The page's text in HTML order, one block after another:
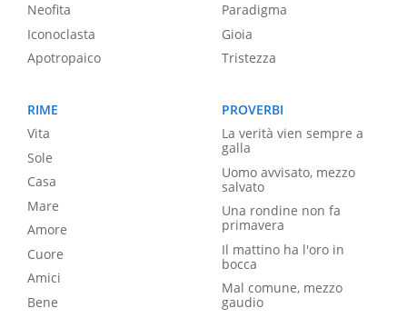
Neofita
Iconoclasta
Apotropaico
Paradigma
Gioia
Tristezza
RIME
Vita
Sole
Casa
Mare
Amore
Cuore
Amici
Bene
PROVERBI
La verità vien sempre a
galla
Uomo avvisato, mezzo
salvato
Una rondine non fa
primavera
Il mattino ha l'oro in
bocca
Mal comune, mezzo
gaudio